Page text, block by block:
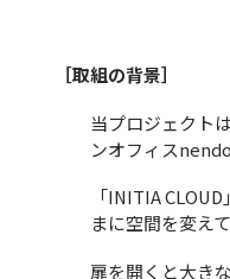
［取組の背景］
当プロジェクト
ンオフィス
「INITIA
まに空間を変え
扉を開くと大き